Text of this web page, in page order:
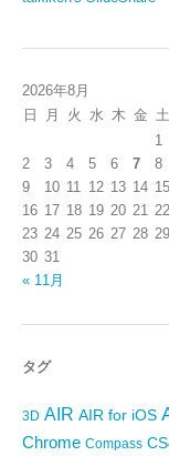
2026年8月
日
月 火 水 木 金 土
1
2
3 4 5 6 7
8
9
10 11 12 13 14 15
16 17 18 19 20 21 22
23 24 25 26 27 28 29
30 31
« 11月
タグ
3D AIR AIR for iOS
Chrome Compass